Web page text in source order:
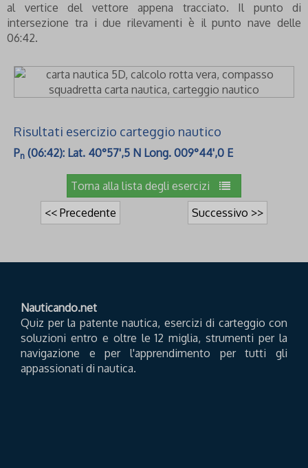
al vertice del vettore appena tracciato. Il punto di
intersezione tra i due rilevamenti è il punto nave delle
06:42.
Risultati esercizio carteggio nautico
Pn (06:42): Lat. 40°57',5 N Long. 009°44',0 E
Torna alla lista degli esercizi
<< Precedente
Successivo >>
Nauticando.net
Quiz per la patente nautica, esercizi di carteggio con
soluzioni entro e oltre le 12 miglia, strumenti per la
navigazione e per l'apprendimento per tutti gli
appassionati di nautica.